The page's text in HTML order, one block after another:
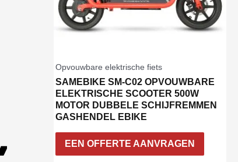
Opvouwbare elektrische fiets
SAMEBIKE SM-C02 OPVOUWBARE
ELEKTRISCHE SCOOTER 500W
MOTOR DUBBELE SCHIJFREMMEN
GASHENDEL EBIKE
EEN OFFERTE AANVRAGEN